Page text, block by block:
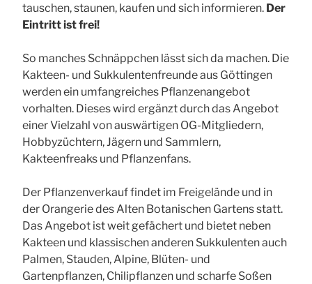
tauschen, staunen, kaufen und sich informieren. Der
Eintritt ist frei!
So manches Schnäppchen lässt sich da machen. Die
Kakteen- und Sukkulentenfreunde aus Göttingen
werden ein umfangreiches Pflanzenangebot
vorhalten. Dieses wird ergänzt durch das Angebot
einer Vielzahl von auswärtigen OG-Mitgliedern,
Hobbyzüchtern, Jägern und Sammlern,
Kakteenfreaks und Pflanzenfans.
Der Pflanzenverkauf findet im Freigelände und in
der Orangerie des Alten Botanischen Gartens statt.
Das Angebot ist weit gefächert und bietet neben
Kakteen und klassischen anderen Sukkulenten auch
Palmen, Stauden, Alpine, Blüten- und
Gartenpflanzen, Chilipflanzen und scharfe Soßen